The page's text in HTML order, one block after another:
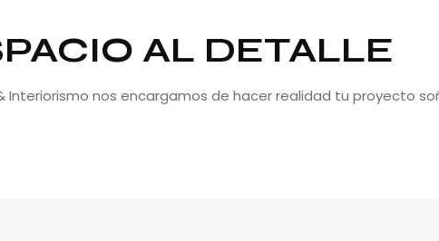
AL DETALLE
Interiorismo nos encargamos de hacer realidad tu proyecto